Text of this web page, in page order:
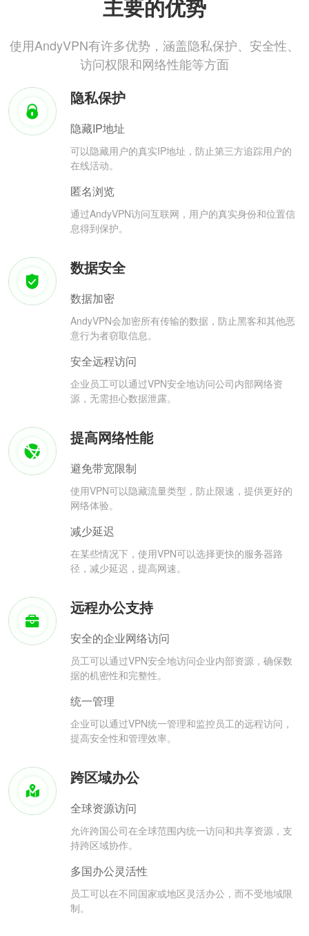
主要的优势
使用AndyVPN有许多优势，涵盖隐私保护、安全性、
访问权限和网络性能等方面
隐私保护
隐藏IP地址
可以隐藏用户的真实IP地址，防止第三方追踪用户的
在线活动。
匿名浏览
通过AndyVPN访问互联网，用户的真实身份和位置信
息得到保护。
数据安全
数据加密
AndyVPN会加密所有传输的数据，防止黑客和其他恶
意行为者窃取信息。
安全远程访问
企业员工可以通过VPN安全地访问公司内部网络资
源，无需担心数据泄露。
提高网络性能
避免带宽限制
使用VPN可以隐藏流量类型，防止限速，提供更好的
网络体验。
减少延迟
在某些情况下，使用VPN可以选择更快的服务器路
径，减少延迟，提高网速。
远程办公支持
安全的企业网络访问
员工可以通过VPN安全地访问企业内部资源，确保数
据的机密性和完整性。
统一管理
企业可以通过VPN统一管理和监控员工的远程访问，
提高安全性和管理效率。
跨区域办公
全球资源访问
允许跨国公司在全球范围内统一访问和共享资源，支
持跨区域协作。
多国办公灵活性
员工可以在不同国家或地区灵活办公，而不受地域限
制。